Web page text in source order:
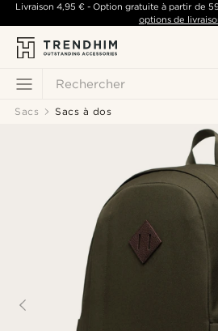
Rechercher
Livraison 4,95 €- Option gratuite à partir de
options de
Sacs Sacs à dos